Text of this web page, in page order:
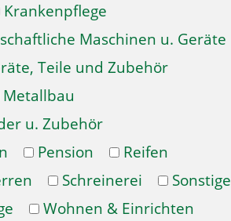
Krankenpflege
Maschinen u. Geräte
Teile und Zubehör
Metallbau
u. Zubehör
Pension
Reifen
Schreinerei
Sonstige
Wohnen & Einrichten